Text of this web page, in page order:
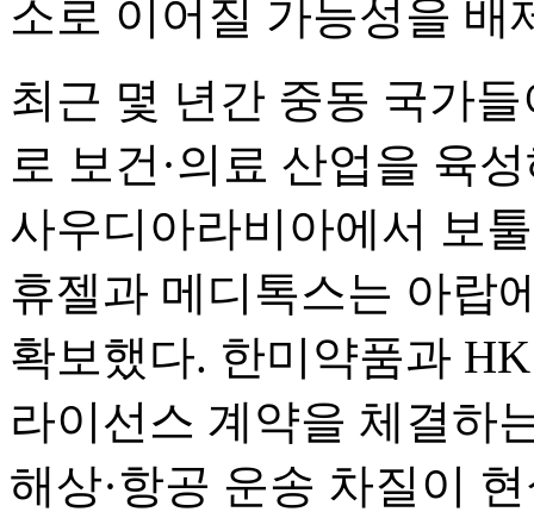
소로 이어질 가능성을 배
최근 몇 년간 중동 국가
로 보건·의료 산업을 육
사우디아라비아에서 보
휴젤과 메디톡스는 아랍
확보했다. 한미약품과
라이선스 계약을 체결하
해상·항공 운송 차질이